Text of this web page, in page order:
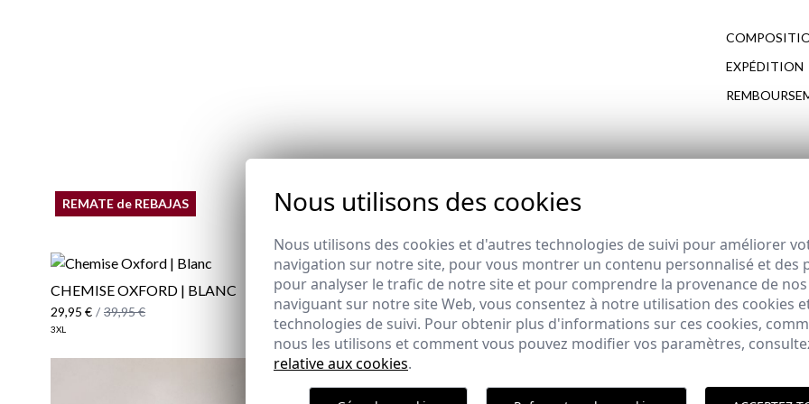
EXPÉDITION
COMPLÉTEZ VOTRE LOOK
REMATE de REBAJAS
CHEMISE OXFORD | BLANC
29,95 € / 39,95 €
3XL
REMATE de REBAJAS
PULL-OVER COL V | BLEU MARINE
22,95 € / 27,95 €
XS M L XL 2XL 3XL
GILET TECHNIQUE | VERT
24,95 € / 39,95 €
XS S M L XL 2XL 3XL
REMATE de REBAJAS
POLO ÉDITION SPÉCIALE | VERT
Nous utilisons des cookies
Nous utilisons des cookies et d'autres technologies de suivi pour améliorer
navigation sur notre site, pour vous montrer un contenu personnalisé et des
pour analyser le trafic de notre site et pour comprendre la provenance de nos
naviguant sur notre site Web, vous consentez à notre utilisation des cookies
technologies de suivi. Pour obtenir plus d'informations sur ces cookies,
nous les utilisons et comment vous pouvez modifier vos paramètres,
relative aux cookies.